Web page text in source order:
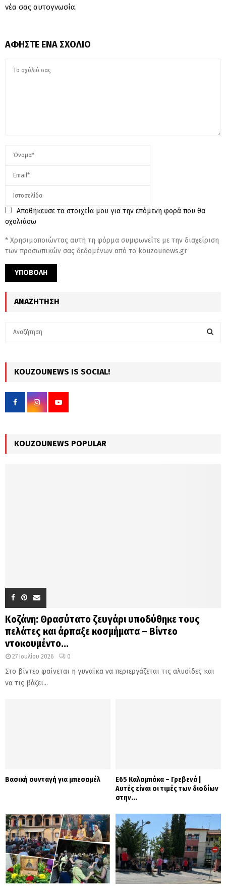
νέα σας αυτογνωσία.
ΑΦΉΣΤΕ ΈΝΑ ΣΧΌΛΙΟ
Αποθήκευσε τα στοιχεία μου για την επόμενη φορά που θα
σχολιάσω
* Χρησιμοποιώντας αυτή τη φόρμα συμφωνείτε με την διαχείριση
των προσωπικών σας δεδομένων από το kouzounews.gr
ΑΝΑΖΉΤΗΣΗ
h
f
r
KOUZOUNEWS IS SOCIAL!
KOUZOUNEWS POPULAR
Κοζάνη: Θρασύτατο ζευγάρι υποδύθηκε τους
πελάτες και άρπαξε κοσμήματα – Βίντεο
ντοκουμέντο...
27 Ιουλίου 2026 0
Στο βίντεο φαίνεται η γυναίκα να περιεργάζεται τις αλυσίδες και
να τις βάζει...
Βασική συνταγή για μπεσαμέλ
Ε65 Καλαμπάκα – Γρεβενά |
Αυτές είναι οι τιμές των διοδίων
στην...